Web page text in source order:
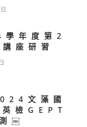
學年度第2
座研習
文藻國
檢GEPT
￼